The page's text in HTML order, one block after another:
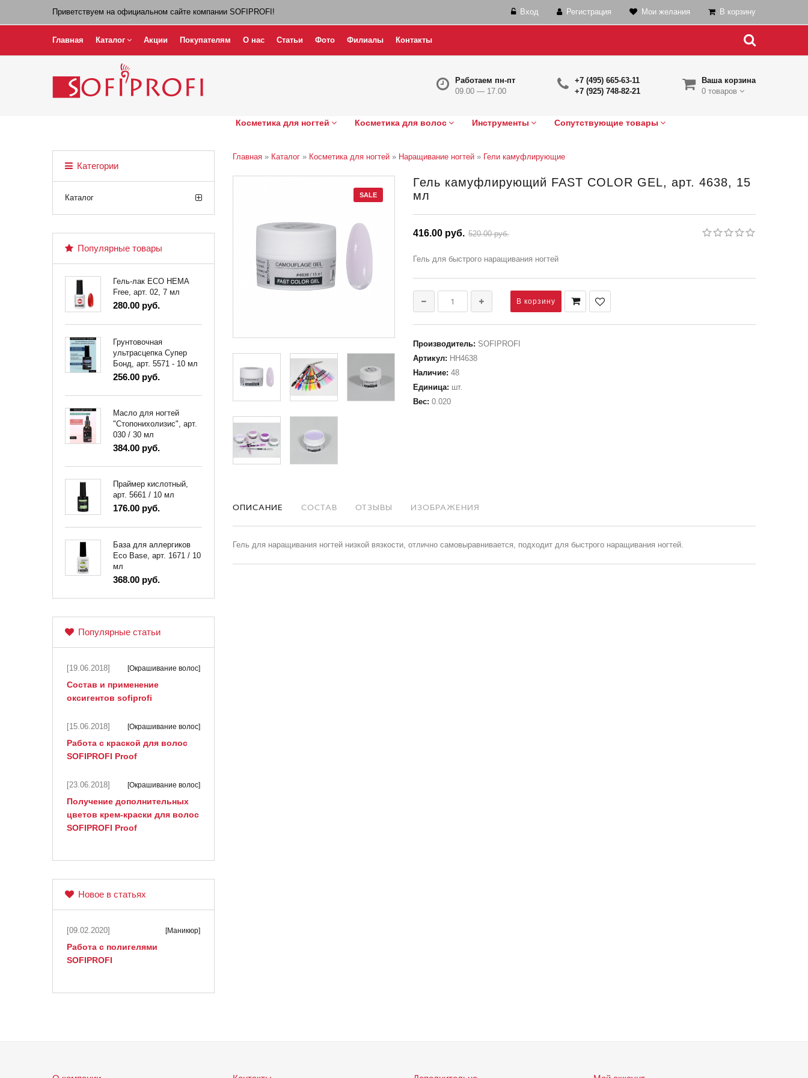
Приветствуем на официальном сайте компании SOFIPROFI! Вход Регистрация Мои желания В корзину
Главная Каталог Акции Покупателям О нас Статьи Фото Филиалы Контакты
Ваша корзина
0 товаров
+7 (495) 665-63-11
+7 (925) 748-82-21
Работаем пн-пт
09.00 — 17.00
Косметика для ногтей Косметика для волос Инструменты Сопутствующие товары
Главная » Каталог » Косметика для ногтей » Наращивание ногтей » Гели камуфлирующие
SALE
Гель камуфлирующий FAST COLOR GEL, арт. 4638, 15
мл
416.00 руб. 520.00 руб.
Гель для быстрого наращивания ногтей
Производитель: SOFIPROFI
Артикул: НН4638
Наличие: 48
Единица: шт.
Вес: 0.020
ОПИСАНИЕ СОСТАВ ОТЗЫВЫ ИЗОБРАЖЕНИЯ
Гель для наращивания ногтей низкой вязкости, отлично самовыравнивается, подходит для быстрого наращивания ногтей.
Категории
Каталог
Популярные товары
Гель-лак ECO HEMA
Free, арт. 02, 7 мл
280.00 руб.
Грунтовочная
ультрасцепка Супер
Бонд, арт. 5571 - 10 мл
256.00 руб.
Масло для ногтей
"Стопонихолизис", арт.
030 / 30 мл
384.00 руб.
Праймер кислотный,
арт. 5661 / 10 мл
176.00 руб.
База для аллергиков
Eco Base, арт. 1671 / 10
мл
368.00 руб.
Популярные статьи
[19.06.2018] [Окрашивание волос]
Состав и применение
оксигентов sofiprofi
[15.06.2018] [Окрашивание волос]
Работа с краской для волос
SOFIPROFI Proof
[23.06.2018] [Окрашивание волос]
Получение дополнительных
цветов крем-краски для волос
SOFIPROFI Proof
Новое в статьях
[09.02.2020] [Маникюр]
Работа с полигелями
SOFIPROFI